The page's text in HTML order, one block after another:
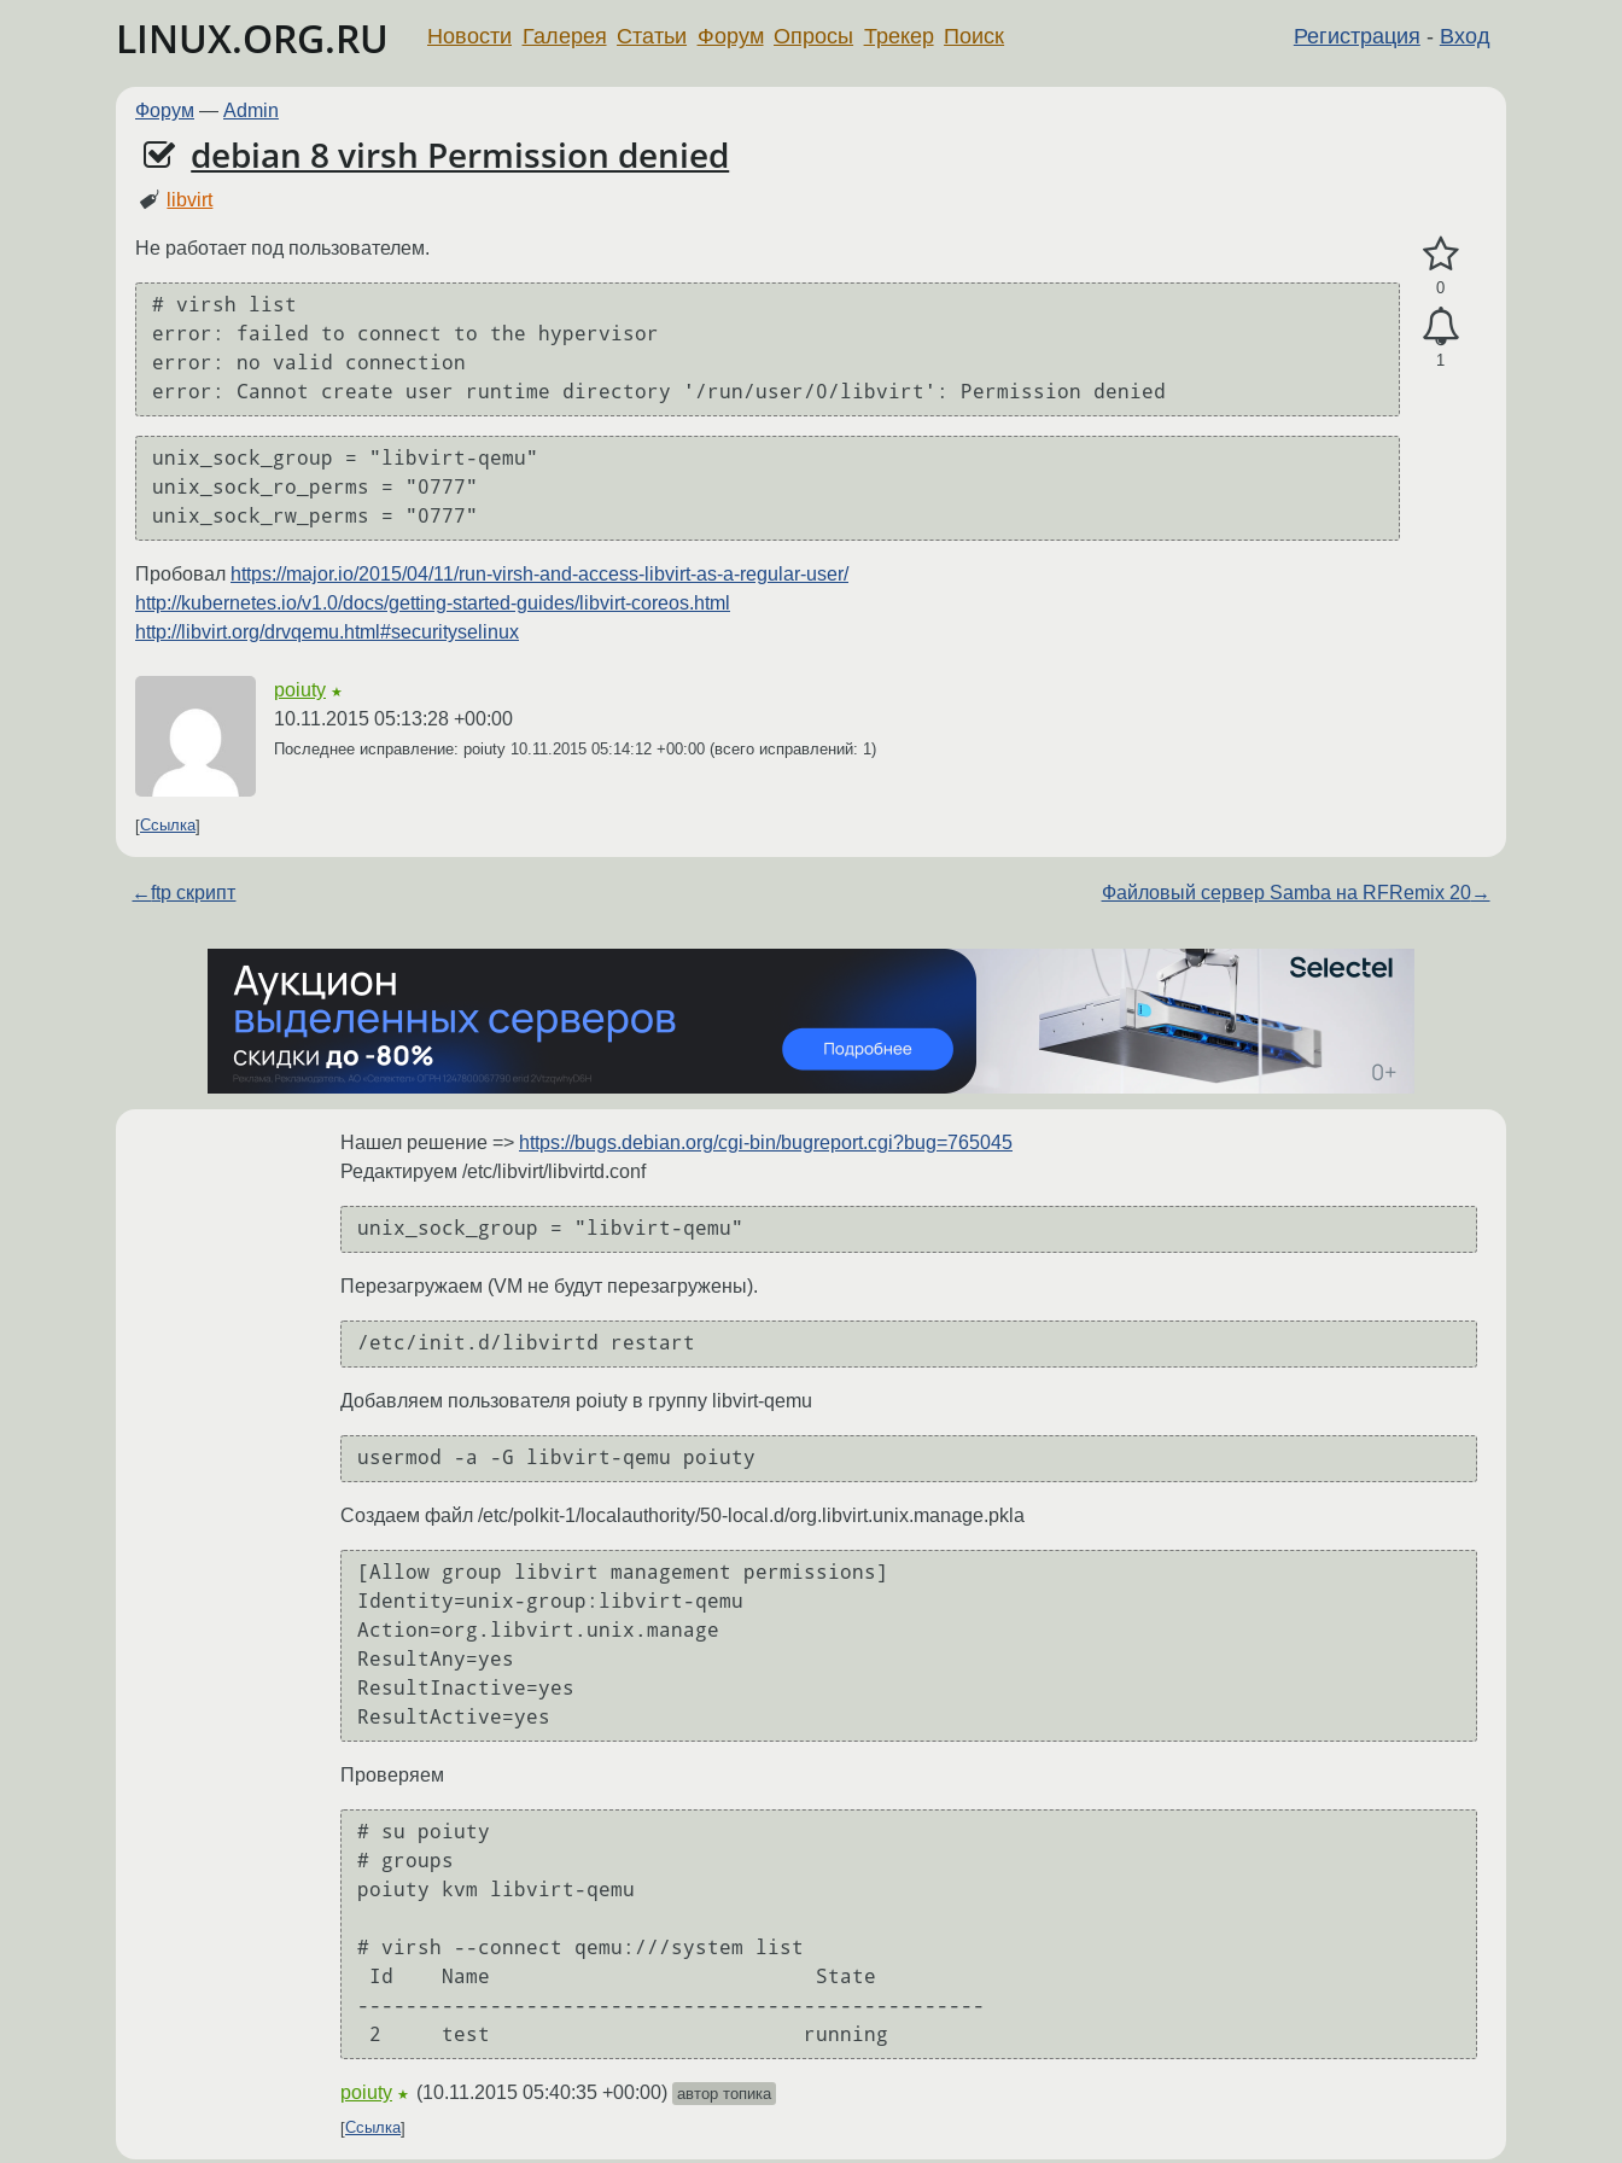
LINUX.ORG.RU Регистрация - Вход
Новости Галерея Статьи Форум Опросы Трекер Поиск
Форум — Admin
debian 8 virsh Permission denied
libvirt
0
1
Не работает под пользователем.
# virsh list
error: failed to connect to the hypervisor
error: no valid connection
error: Cannot create user runtime directory '/run/user/0/libvirt': Permission denied
unix_sock_group = "libvirt-qemu"
unix_sock_ro_perms = "0777"
unix_sock_rw_perms = "0777"
Пробовал https://major.io/2015/04/11/run-virsh-and-access-libvirt-as-a-regular-user/
http://kubernetes.io/v1.0/docs/getting-started-guides/libvirt-coreos.html
http://libvirt.org/drvqemu.html#securityselinux
poiuty ★
10.11.2015 05:13:28 +00:00
Последнее исправление: poiuty 10.11.2015 05:14:12 +00:00 (всего исправлений: 1)
Ссылка
←ftp скрипт Файловый сервер Samba на RFRemix 20→
Нашел решение => https://bugs.debian.org/cgi-bin/bugreport.cgi?bug=765045
Редактируем /etc/libvirt/libvirtd.conf
unix_sock_group = "libvirt-qemu"
Перезагружаем (VM не будут перезагружены).
/etc/init.d/libvirtd restart
Добавляем пользователя poiuty в группу libvirt-qemu
usermod -a -G libvirt-qemu poiuty
Создаем файл /etc/polkit-1/localauthority/50-local.d/org.libvirt.unix.manage.pkla
[Allow group libvirt management permissions]
Identity=unix-group:libvirt-qemu
Action=org.libvirt.unix.manage
ResultAny=yes
ResultInactive=yes
ResultActive=yes
Проверяем
# su poiuty
# groups
poiuty kvm libvirt-qemu
# virsh --connect qemu:///system list
----------------------------------------------------
poiuty ★ (10.11.2015 05:40:35 +00:00) автор топика
Ссылка